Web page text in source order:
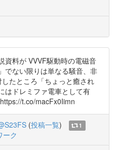
資料が VVVF駆動時の電磁音
でない限りは単なる騒音、非
たところ「ちょっと癒され
はドレミファ電車として有
t.co/macFx0Iimn
(投稿一覧)
1
ーク